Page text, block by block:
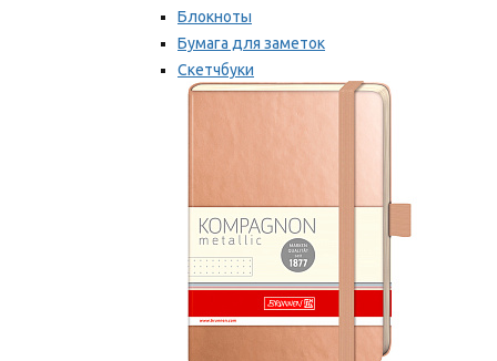
Блокноты
Бумага для заметок
Скетчбуки
Тетради